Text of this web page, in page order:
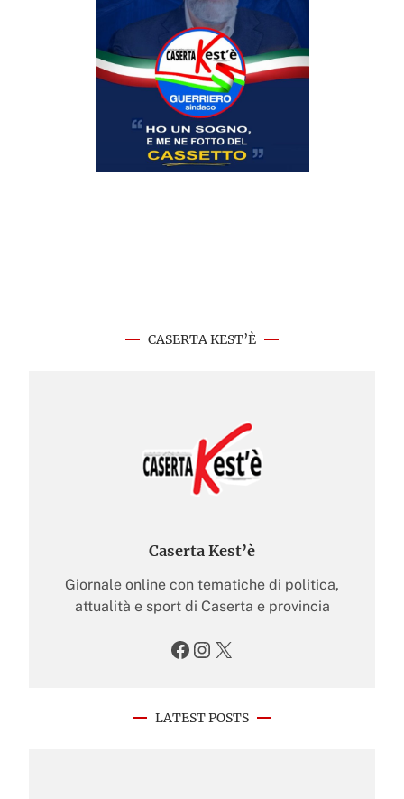
CASERTA KEST’È
Caserta Kest’è
Giornale online con tematiche di politica,
attualità e sport di Caserta e provincia
Facebook Instagram X
LATEST POSTS